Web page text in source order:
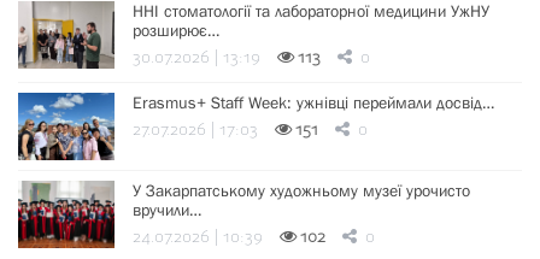
ННІ стоматології та лабораторної медицини УжНУ
розширює…
30.07.2026 | 13:19 113 0
Erasmus+ Staff Week: ужнівці переймали досвід…
27.07.2026 | 17:03 151 0
У Закарпатському художньому музеї урочисто
вручили…
24.07.2026 | 10:39 102 0